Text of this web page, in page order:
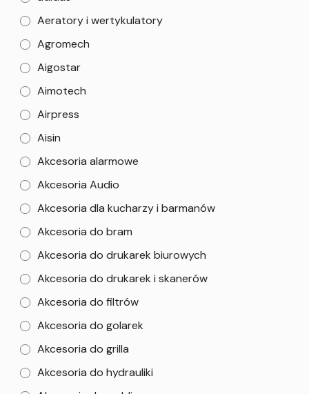
Aeratory i wertykulatory
Agromech
Aigostar
Aimotech
Airpress
Aisin
Akcesoria alarmowe
Akcesoria Audio
Akcesoria dla kucharzy i barmanów
Akcesoria do bram
Akcesoria do drukarek biurowych
Akcesoria do drukarek i skanerów
Akcesoria do filtrów
Akcesoria do golarek
Akcesoria do grilla
Akcesoria do hydrauliki